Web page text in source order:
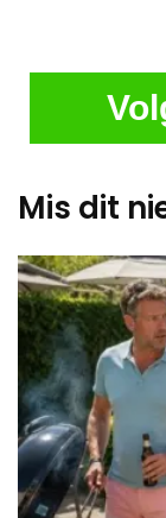
Mis dit